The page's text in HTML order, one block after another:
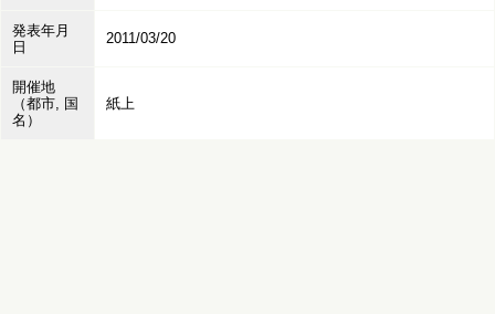
発表年月
日
2011/03/20
開催地
（都市, 国
名）
紙上